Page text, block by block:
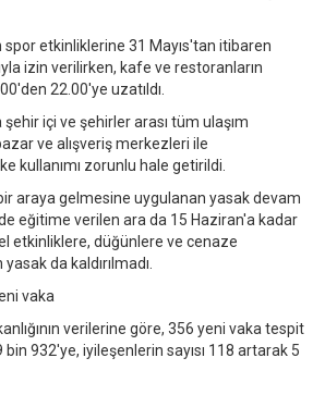
spor etkinliklerine 31 Mayıs'tan itibaren
izin verilirken, kafe ve restoranların
22.00'ye uzatıldı.
içi ve şehirler arası tüm ulaşım
ve alışveriş merkezleri ile
kullanımı zorunlu hale getirildi.
araya gelmesine uygulanan yasak devam
eğitime verilen ara da 15 Haziran'a kadar
etkinliklere, düğünlere ve cenaze
da kaldırılmadı.
vaka
verilerine göre, 356 yeni vaka tespit
932'ye, iyileşenlerin sayısı 118 artarak 5